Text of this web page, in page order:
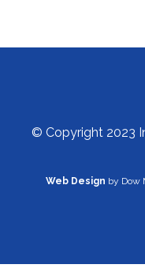
© Copyright 2023
Web Design by Dow